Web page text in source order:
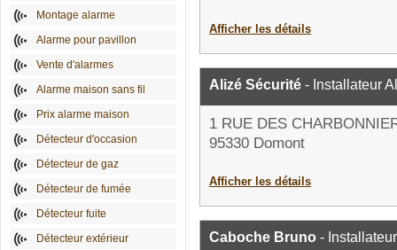
Montage alarme
Alarme pour pavillon
Vente d'alarmes
Alarme maison sans fil
Prix alarme maison
Détecteur d'occasion
Détecteur de gaz
Détecteur de fumée
Détecteur fuite
Détecteur extérieur
Afficher les détails
Alizé Sécurité - Installateur
1 RUE DES
95330 Domont
Afficher les détails
Caboche Bruno -